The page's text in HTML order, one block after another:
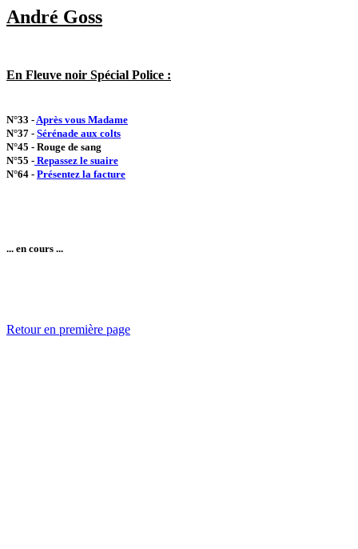
André Goss
En Fleuve noir Spécial Police :
N°33 -Après vous Madame
N°37 - Sérénade aux colts
N°45 - Rouge de sang
N°55 - Repassez le suaire
N°64 - Présentez la facture
... en cours ...
Retour en première page